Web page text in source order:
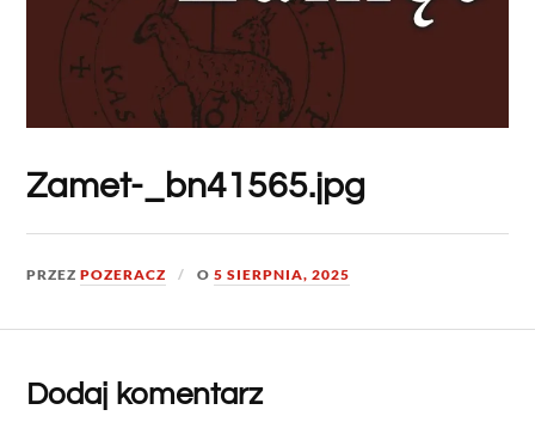
Zamet-_bn41565.jpg
PRZEZPOZERACZ O5 SIERPNIA, 2025
Dodaj komentarz